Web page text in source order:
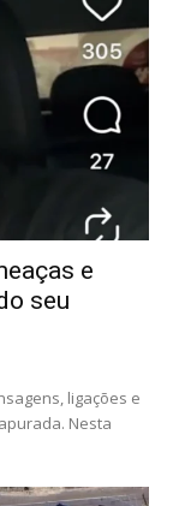
e
seu
ligações e
Nesta